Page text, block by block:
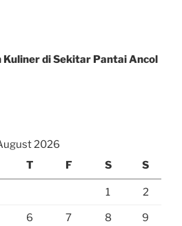
di Sekitar Pantai Ancol
2026
T F S S
1 2
6 7 8 9